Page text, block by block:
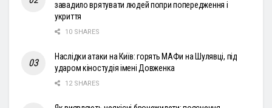
завадило врятувати людей попри попередження і
укриття
10 SHARES
Наслідки атаки на Київ: горять МАФи на Шулявці, під
ударом кіностудія імені Довженка
12 SHARES